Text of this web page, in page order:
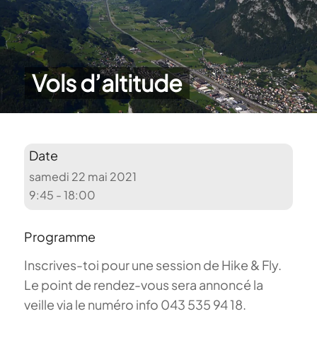
Vols d’altitude
Date
samedi 22 mai 2021
9:45 - 18:00
Programme
Inscrives-toi pour une session de Hike & Fly.
Le point de rendez-vous sera annoncé la
veille via le numéro info 043 535 94 18.